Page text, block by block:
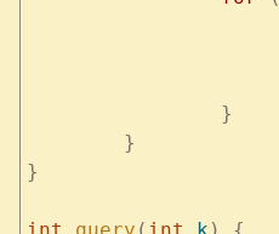
		}
	}
}